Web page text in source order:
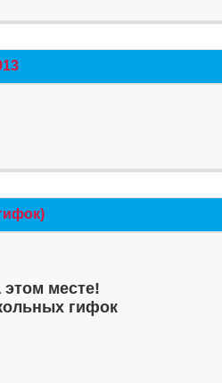
месте!
гифок